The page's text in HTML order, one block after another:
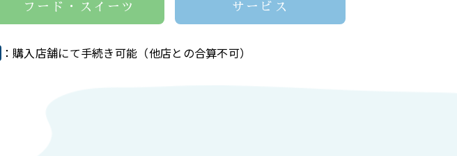
フード・スイーツ サービス
：購入店舗にて手続き可能（他店との合算不可）